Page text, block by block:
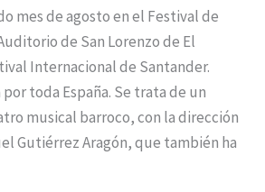
mes de agosto en el Festival de
de San Lorenzo de El
Internacional de Santander.
toda España. Se trata de un
musical barroco, con la dirección
Gutiérrez Aragón, que también ha